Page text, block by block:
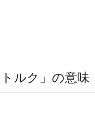
トルク」の意